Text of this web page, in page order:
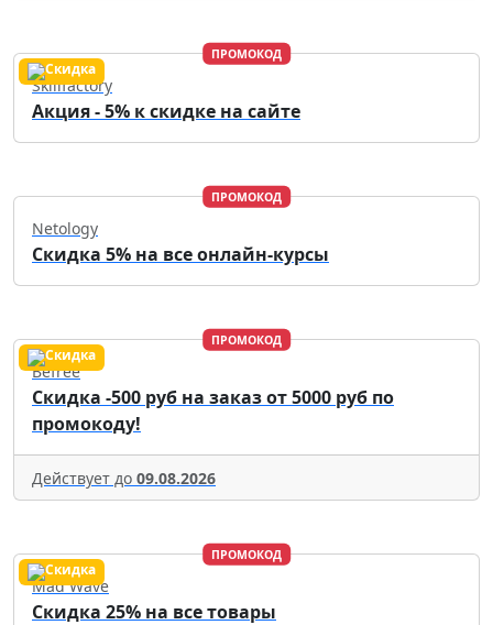
ПРОМОКОД
Skillfactory
Акция - 5% к скидке на сайте
ПРОМОКОД
Netology
Скидка 5% на все онлайн-курсы
ПРОМОКОД
Befree
Скидка -500 руб на заказ от 5000 руб по
промокоду!
Действует до 09.08.2026
ПРОМОКОД
Mad Wave
Скидка 25% на все товары